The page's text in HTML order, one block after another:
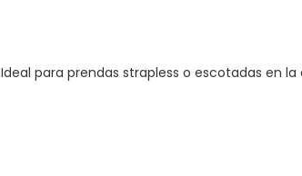
para prendas strapless o escotadas en la